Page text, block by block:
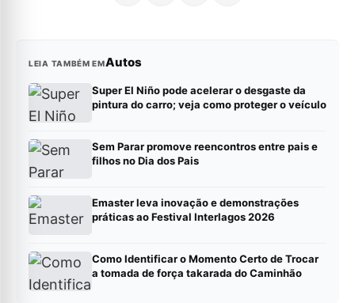
LEIA TAMBÉM EMAutos
Super El Niño pode acelerar o desgaste da
pintura do carro; veja como proteger o veículo
Sem Parar promove reencontros entre pais e
filhos no Dia dos Pais
Emaster leva inovação e demonstrações
práticas ao Festival Interlagos 2026
Como Identificar o Momento Certo de Trocar
a tomada de força takarada do Caminhão